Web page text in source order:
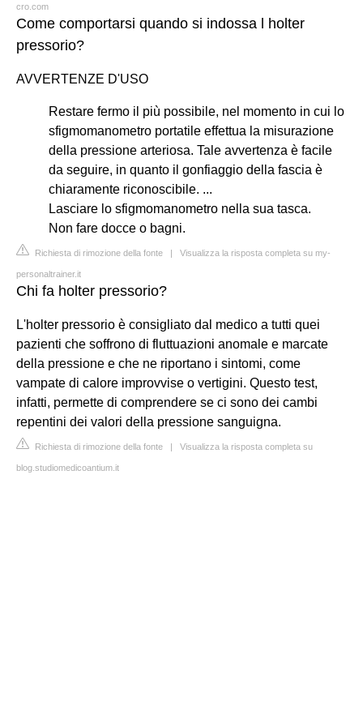
cro.com
Come comportarsi quando si indossa l holter
pressorio?
AVVERTENZE D'USO
Restare fermo il più possibile, nel momento in cui lo
sfigmomanometro portatile effettua la misurazione
della pressione arteriosa. Tale avvertenza è facile
da seguire, in quanto il gonfiaggio della fascia è
chiaramente riconoscibile. ...
Lasciare lo sfigmomanometro nella sua tasca.
Non fare docce o bagni.
Richiesta di rimozione della fonte | Visualizza la risposta completa su my-
personaltrainer.it
Chi fa holter pressorio?
L'holter pressorio è consigliato dal medico a tutti quei
pazienti che soffrono di fluttuazioni anomale e marcate
della pressione e che ne riportano i sintomi, come
vampate di calore improvvise o vertigini. Questo test,
infatti, permette di comprendere se ci sono dei cambi
repentini dei valori della pressione sanguigna.
Richiesta di rimozione della fonte | Visualizza la risposta completa su
blog.studiomedicoantium.it